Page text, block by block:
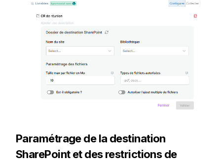
Paramétrage de la destination
SharePoint et des restrictions de